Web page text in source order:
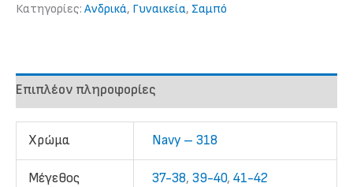
μπλε
Κατηγορίες: Ανδρικά, Γυναικεία, Σαμπό
Επιπλέον πληροφορίες
Χρώμα Navy – 318
Mέγεθος 37-38, 39-40, 41-42